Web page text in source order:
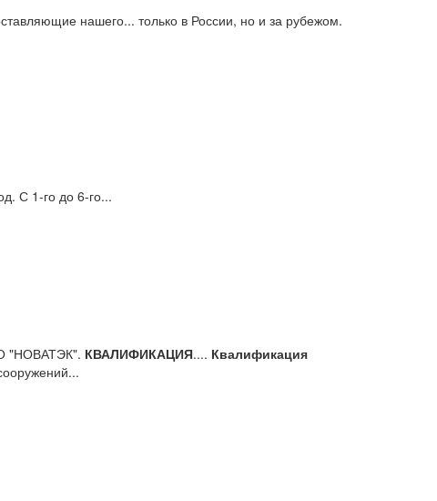
нашего... только в России, но и за рубежом.
С 1-го до 6-го...
"НОВАТЭК". КВАЛИФИКАЦИЯ.... Квалификация